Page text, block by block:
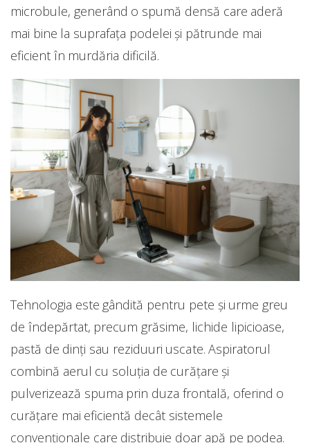
microbule, generând o spumă densă care aderă
mai bine la suprafața podelei și pătrunde mai
eficient în murdăria dificilă.
Tehnologia este gândită pentru pete și urme greu
de îndepărtat, precum grăsime, lichide lipicioase,
pastă de dinți sau reziduuri uscate. Aspiratorul
combină aerul cu soluția de curățare și
pulverizează spuma prin duza frontală, oferind o
curățare mai eficientă decât sistemele
convenționale care distribuie doar apă pe podea.